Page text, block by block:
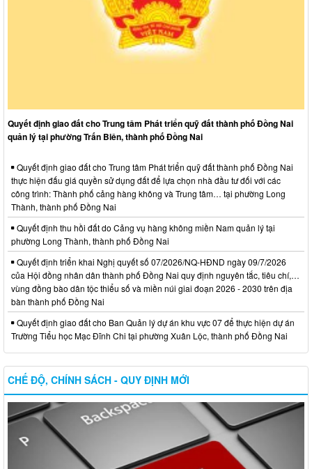
Quyết định giao đất cho Trung tâm Phát triển quỹ đất thành phố Đồng Nai
quản lý tại phường Trấn Biên, thành phố Đồng Nai
Quyết định giao đất cho Trung tâm Phát triển quỹ đất thành phố Đồng Nai
thực hiện đấu giá quyền sử dụng đất để lựa chọn nhà đầu tư đối với các
công trình: Thành phố cảng hàng không và Trung tâm… tại phường Long
Thành, thành phố Đồng Nai
Quyết định thu hồi đất do Cảng vụ hàng không miền Nam quản lý tại
phường Long Thành, thành phố Đồng Nai
Quyết định triển khai Nghị quyết số 07/2026/NQ-HĐND ngày 09/7/2026
của Hội đồng nhân dân thành phố Đồng Nai quy định nguyên tắc, tiêu chí,…
vùng đồng bào dân tộc thiểu số và miền núi giai đoạn 2026 - 2030 trên địa
bàn thành phố Đồng Nai
Quyết định giao đất cho Ban Quản lý dự án khu vực 07 để thực hiện dự án
Trường Tiểu học Mạc Đĩnh Chi tại phường Xuân Lộc, thành phố Đồng Nai
CHẾ ĐỘ, CHÍNH SÁCH - QUY ĐỊNH MỚI